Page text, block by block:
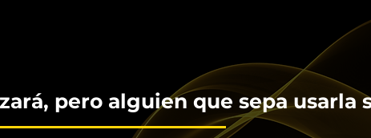
pero alguien que sepa usarla